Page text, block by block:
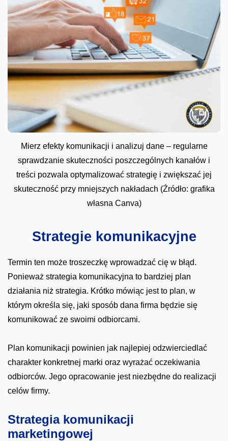
Mierz efekty komunikacji i analizuj dane – regularne
sprawdzanie skuteczności poszczególnych kanałów i
treści pozwala optymalizować strategię i zwiększać jej
skuteczność przy mniejszych nakładach (Źródło: grafika
własna Canva)
Strategie komunikacyjne
Termin ten może troszeczkę wprowadzać cię w błąd.
Ponieważ strategia komunikacyjna to bardziej plan
działania niż strategia. Krótko mówiąc jest to plan, w
którym określa się, jaki sposób dana firma będzie się
komunikować ze swoimi odbiorcami.
Plan komunikacji powinien jak najlepiej odzwierciedlać
charakter konkretnej marki oraz wyrażać oczekiwania
odbiorców. Jego opracowanie jest niezbędne do realizacji
celów firmy.
Strategia komunikacji
marketingowej